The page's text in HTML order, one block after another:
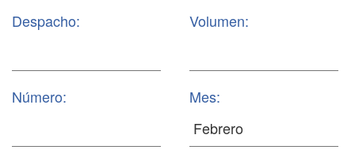
Despacho: Volumen:
Número: Mes: